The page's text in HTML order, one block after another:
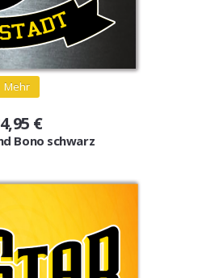
Mehr
€
Bono schwarz